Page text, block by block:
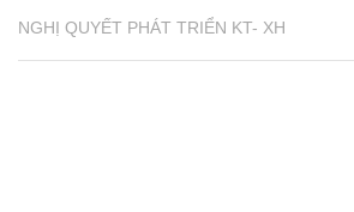
NGHỊ QUYẾT PHÁT TRIỂN KT- XH